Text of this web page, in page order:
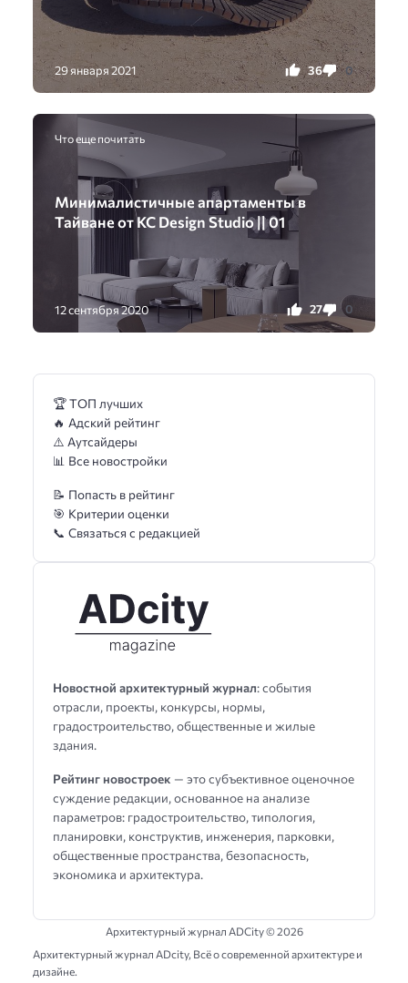
29 января 2021 36 0
Что еще почитать
Минималистичные апартаменты в
Тайване от KC Design Studio || 01
12 сентября 2020 27 0
Новостной архитектурный журнал: события
отрасли, проекты, конкурсы, нормы,
градостроительство, общественные и жилые
здания.
Рейтинг новостроек — это субъективное оценочное
суждение редакции, основанное на анализе
параметров: градостроительство, типология,
планировки, конструктив, инженерия, парковки,
общественные пространства, безопасность,
экономика и архитектура.
🏆 ТОП лучших
🔥 Адский рейтинг
⚠️ Аутсайдеры
📊 Все новостройки
📝 Попасть в рейтинг
🎯 Критерии оценки
📞 Связаться с редакцией
Архитектурный журнал ADCity ©2026
Архитектурный журнал ADсity, Всё о современной архитектуре и
дизайне.